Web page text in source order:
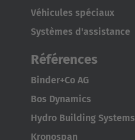
Véhicules spéciaux
Systèmes d'assistance
Références
Binder+Co AG
Bos Dynamics
Hydro Building Systems
Kronospan